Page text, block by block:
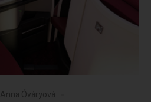
Anna Óváryová